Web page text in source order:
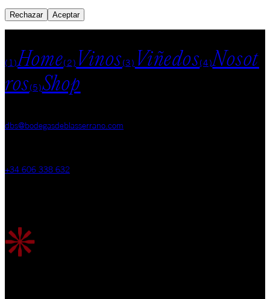
Rechazar Aceptar
(1)Home(2)Vinos(3)Viñedos(4)Nosot
ros(5)Shop
dbs@bodegasdeblasserrano.com
+34 606 338 632